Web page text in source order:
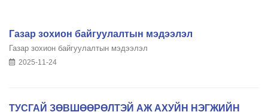
Газар зохион байгуулалтын мэдээлэл
Газар зохион байгуулалтын мэдээлэл
2025-11-24
ТУСГАЙ ЗӨВШӨӨРӨЛТЭЙ АЖ АХУЙН НЭГЖИЙН